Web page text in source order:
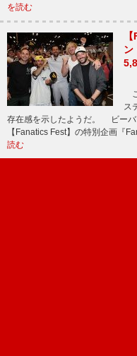
を読む
ン
ス
存在感を示したようだ。 ビーバ
【Fanatics Fest】の特別企画『
読む